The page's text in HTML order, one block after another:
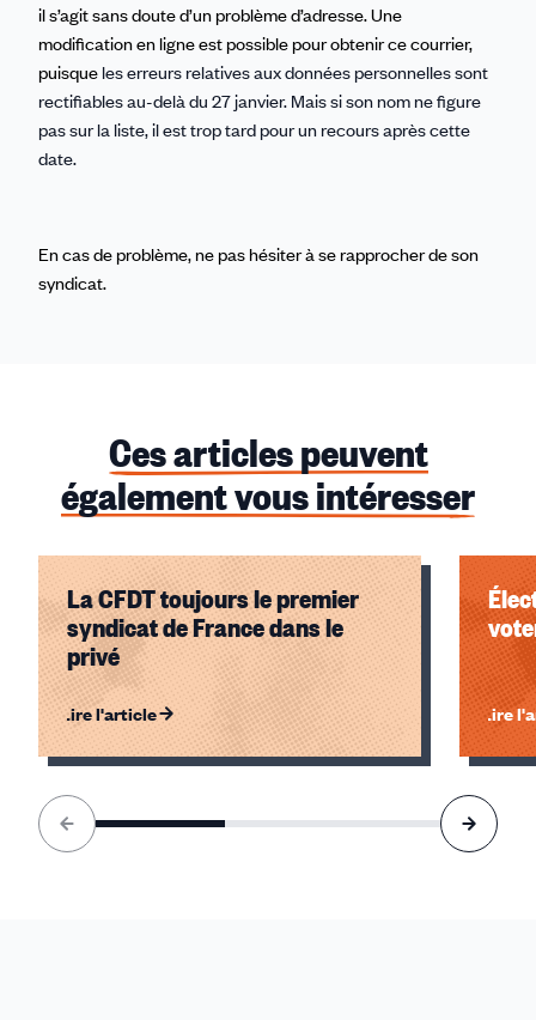
il s’agit sans doute d’un problème d’adresse. Une
modification en ligne est possible pour obtenir ce courrier,
puisque les erreurs relatives aux données personnelles sont
rectifiables au-delà du 27 janvier. Mais si son nom ne figure
pas sur la liste, il est trop tard pour un recours après cette
date.
En cas de problème, ne pas hésiter à se rapprocher de son
syndicat.
Ces articles peuvent
également vous intéresser
La CFDT toujours le premier
syndicat de France dans le
privé
Lire l'article Lire